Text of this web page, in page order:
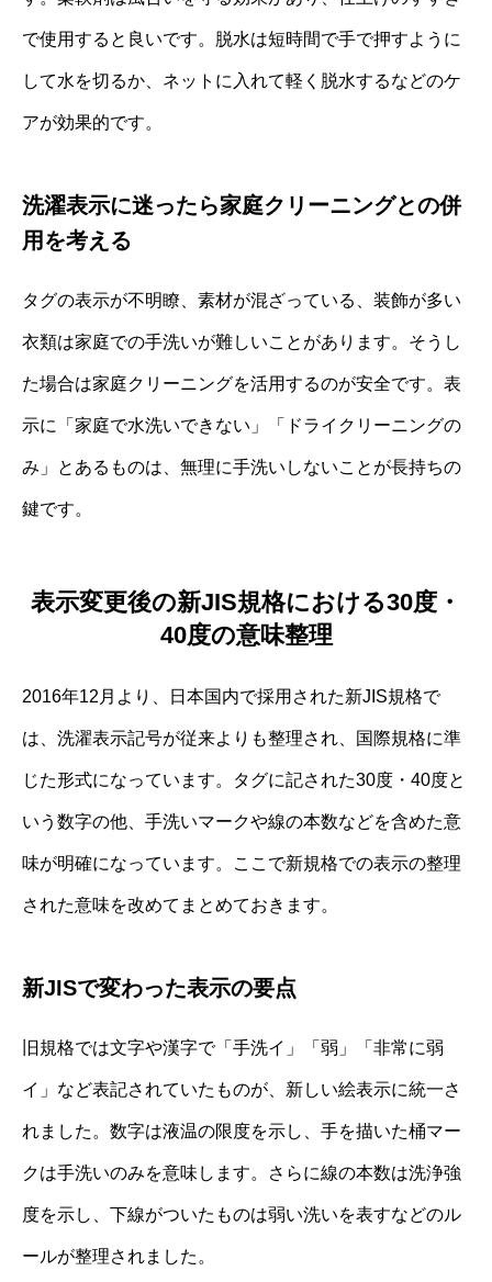
で使用すると良いです。脱水は短時間で手で押すように
して水を切るか、ネットに入れて軽く脱水するなどのケ
アが効果的です。
洗濯表示に迷ったら家庭クリーニングとの併
用を考える
タグの表示が不明瞭、素材が混ざっている、装飾が多い
衣類は家庭での手洗いが難しいことがあります。そうし
た場合は家庭クリーニングを活用するのが安全です。表
示に「家庭で水洗いできない」「ドライクリーニングの
み」とあるものは、無理に手洗いしないことが長持ちの
鍵です。
表示変更後の新JIS規格における30度・
40度の意味整理
2016年12月より、日本国内で採用された新JIS規格で
は、洗濯表示記号が従来よりも整理され、国際規格に準
じた形式になっています。タグに記された30度・40度と
いう数字の他、手洗いマークや線の本数などを含めた意
味が明確になっています。ここで新規格での表示の整理
された意味を改めてまとめておきます。
新JISで変わった表示の要点
旧規格では文字や漢字で「手洗イ」「弱」「非常に弱
イ」など表記されていたものが、新しい絵表示に統一さ
れました。数字は液温の限度を示し、手を描いた桶マー
クは手洗いのみを意味します。さらに線の本数は洗浄強
度を示し、下線がついたものは弱い洗いを表すなどのル
ールが整理されました。